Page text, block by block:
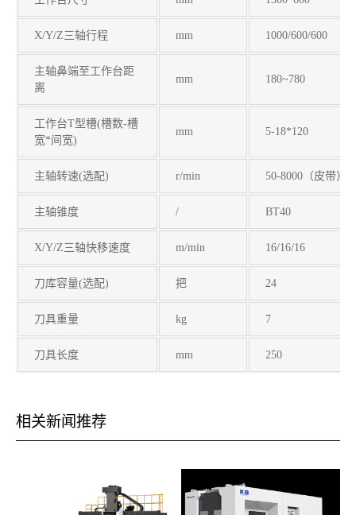
X/Y/Z三轴行程 mm 1000/600/600
主轴鼻端至工作台距
离
mm 180~780
工作台T型槽(槽数-槽
宽*间宽)
mm 5-18*120
主轴转速(选配) r/min 50-8000（皮带）
主轴锥度 / BT40
X/Y/Z三轴快移速度 m/min 16/16/16
刀库容量(选配) 把 24
刀具重量 kg 7
刀具长度 mm 250
相关新闻推荐